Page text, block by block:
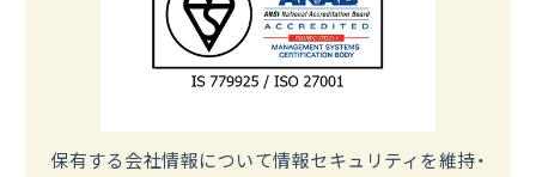
保有する会社情報について情報セキュリティを維持・